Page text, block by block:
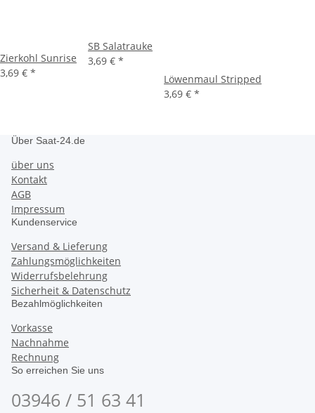
Zierkohl Sunrise
3,69 € *
SB Salatrauke
3,69 € *
Löwenmaul Stripped
3,69 € *
Über Saat-24.de
über uns
Kontakt
AGB
Impressum
Kundenservice
Versand & Lieferung
Zahlungsmöglichkeiten
Widerrufsbelehrung
Sicherheit & Datenschutz
Bezahlmöglichkeiten
Vorkasse
Nachnahme
Rechnung
So erreichen Sie uns
03946 / 51 63 41